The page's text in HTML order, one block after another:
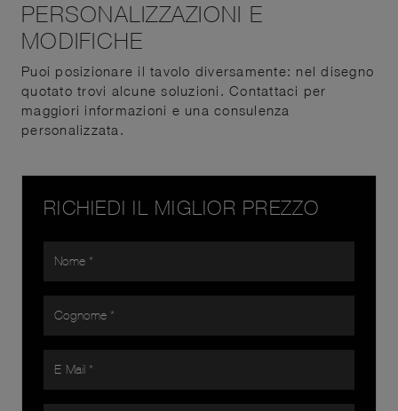
PERSONALIZZAZIONI E
MODIFICHE
Puoi posizionare il tavolo diversamente: nel disegno
quotato trovi alcune soluzioni. Contattaci per
maggiori informazioni e una consulenza
personalizzata.
RICHIEDI IL MIGLIOR PREZZO